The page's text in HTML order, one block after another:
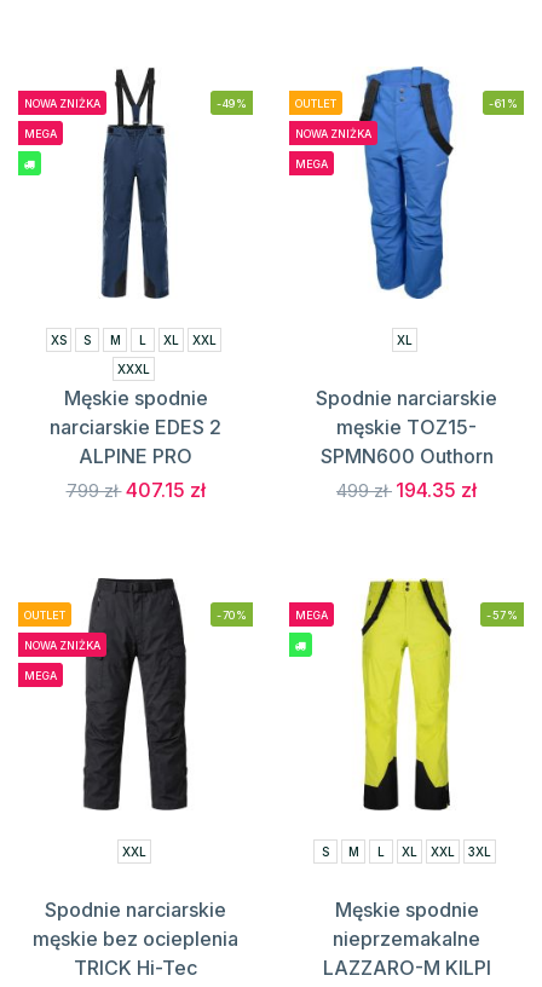
NOWA ZNIŻKA
MEGA
-49%
XS S M L XL
XXL
XXXL
Męskie spodnie
narciarskie EDES 2
ALPINE PRO
799 zł 407.15 zł
OUTLET
NOWA ZNIŻKA
MEGA
-61%
XL
Spodnie narciarskie
męskie TOZ15-
SPMN600 Outhorn
499 zł 194.35 zł
OUTLET
NOWA ZNIŻKA
MEGA
-70%
XXL
Spodnie narciarskie
męskie bez ocieplenia
TRICK Hi-Tec
MEGA -57%
S M L XL XXL 3XL
Męskie spodnie
nieprzemakalne
LAZZARO-M KILPI